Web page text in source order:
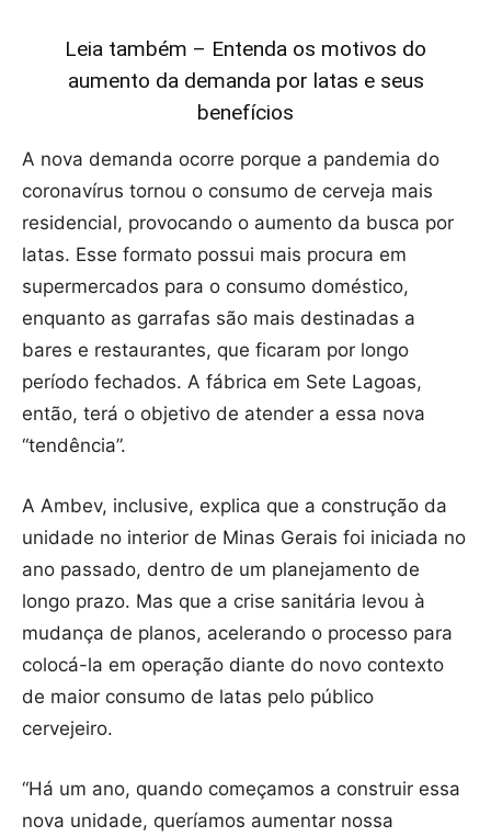
Leia também – Entenda os motivos do
aumento da demanda por latas e seus
benefícios
A nova demanda ocorre porque a pandemia do
coronavírus tornou o consumo de cerveja mais
residencial, provocando o aumento da busca por
latas. Esse formato possui mais procura em
supermercados para o consumo doméstico,
enquanto as garrafas são mais destinadas a
bares e restaurantes, que ficaram por longo
período fechados. A fábrica em Sete Lagoas,
então, terá o objetivo de atender a essa nova
“tendência”.
A Ambev, inclusive, explica que a construção da
unidade no interior de Minas Gerais foi iniciada no
ano passado, dentro de um planejamento de
longo prazo. Mas que a crise sanitária levou à
mudança de planos, acelerando o processo para
colocá-la em operação diante do novo contexto
de maior consumo de latas pelo público
cervejeiro.
“Há um ano, quando começamos a construir essa
nova unidade, queríamos aumentar nossa